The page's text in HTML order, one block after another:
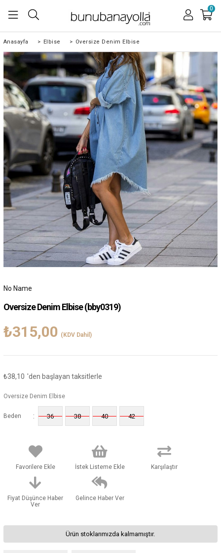
0
Anasayfa > Elbise > Oversize Denim Elbise
No Name
Oversize Denim Elbise(bby0319)
₺315,00 (KDV Dahil)
₺38,10 'den başlayan taksitlerle
Oversize Denim Elbise
Beden : 36 38 40 42
Favorilere Ekle İstek Listeme Ekle Karşılaştır
Fiyat Düşünce Haber
Ver
Gelince Haber Ver
Ürün stoklarımızda kalmamıştır.